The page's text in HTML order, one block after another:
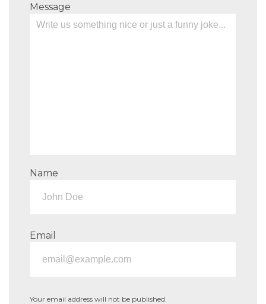
Message
Name
Email
Your email address will not be published.